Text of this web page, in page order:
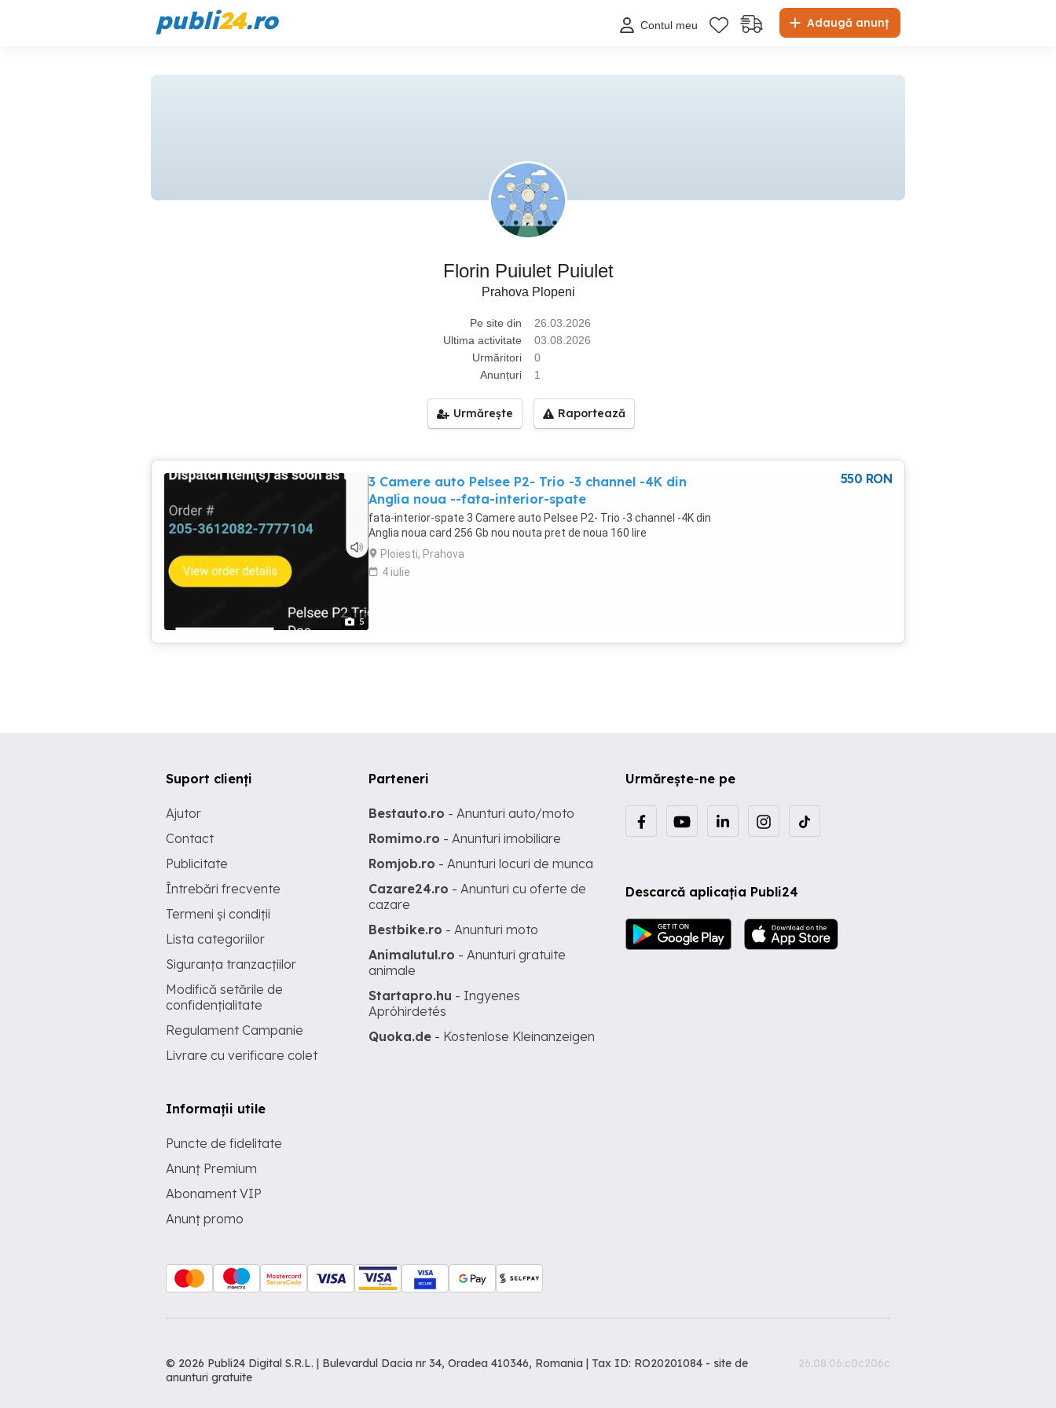
publi24.ro Adaugă anunț
Contul meu
Florin Puiulet Puiulet
Prahova Plopeni
Pe site din
26.03.2026
Ultima activitate
03.08.2026
Urmăritori
0
Anunțuri
1
Urmărește Raportează
5
3 Camere auto Pelsee P2- Trio -3 channel -4K din
Anglia noua --fata-interior-spate
fata-interior-spate 3 Camere auto Pelsee P2- Trio -3 channel -4K din
Anglia noua card 256 Gb nou nouta pret de noua 160 lire
Ploiesti, Prahova
4 iulie
550 RON
Urmărește-ne pe
Descarcă aplicația Publi24
Suport clienți
Ajutor
Contact
Publicitate
Întrebări frecvente
Termeni și condiții
Lista categoriilor
Siguranța tranzacțiilor
Modifică setările de
confidențialitate
Regulament Campanie
Livrare cu verificare colet
Informații utile
Puncte de fidelitate
Anunț Premium
Abonament VIP
Anunț promo
Parteneri
Bestauto.ro - Anunturi auto/moto
Romimo.ro - Anunturi imobiliare
Romjob.ro - Anunturi locuri de munca
Cazare24.ro - Anunturi cu oferte de
cazare
Bestbike.ro - Anunturi moto
Animalutul.ro - Anunturi gratuite
animale
Startapro.hu - Ingyenes
Apróhirdetés
Quoka.de - Kostenlose Kleinanzeigen
© 2026 Publi24 Digital S.R.L. | Bulevardul Dacia nr 34, Oradea 410346, Romania | Tax ID: RO20201084 - site de
anunturi gratuite
26.08.06.c0c206c